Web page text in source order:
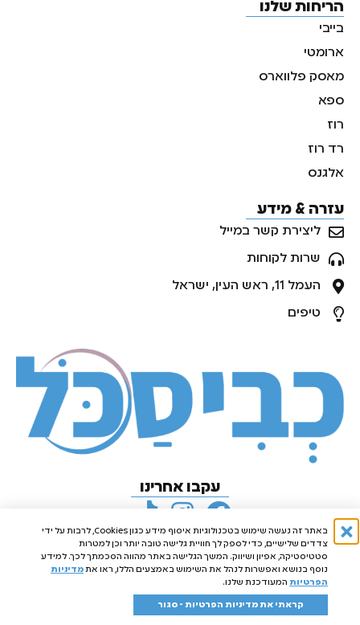
הריחות שלנו
בייבי
ארומטי
מאסק פלווארס
ספא
רוז
רד רוז
אלגנס
עזרה & מידע
ליצירת קשר במייל
שרות לקוחות
העמל 11, ראש העין, ישראל
טיפים
עקבו אחרינו
כל הזכויות שמורות 2025© חברת פרפיום קלין בע"מ
באתר זה נעשה שימוש בטכנולוגיות איסוף מידע כגון Cookies, לרבות על ידי
צדדים שלישיים, כדי לספק לך חוויית גלישה טובה יותר וכן למטרות
סטטיסטיקה, אפיון ושיווק. המשך הגלישה באתר מהווה הסכמתך לכך. למידע
נוסף בנושא ואפשרות לנהל את השימוש באמצעים הללו, ראו אתמדיניות
הפרטיות המעודכנת שלנו.
קראתי את מדיניות הפרטיות - סגור